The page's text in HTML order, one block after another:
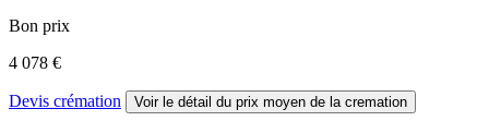
Bon prix
4 078 €
Devis crémation Voir le détail du prix moyen de la cremation